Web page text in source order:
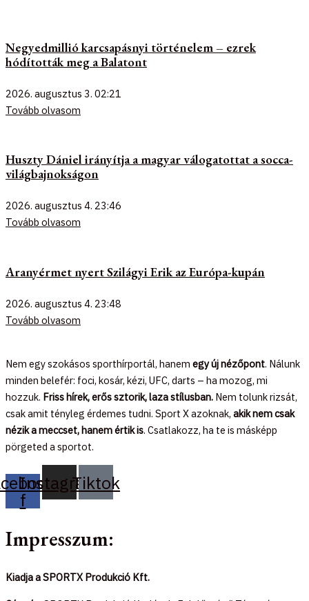
Negyedmillió karcsapásnyi történelem – ezrek
hódították meg a Balatont
2026. augusztus 3. 02:21
Tovább olvasom
Huszty Dániel irányítja a magyar válogatottat a socca-
világbajnokságon
2026. augusztus 4. 23:46
Tovább olvasom
Aranyérmet nyert Szilágyi Erik az Európa-kupán
2026. augusztus 4. 23:48
Tovább olvasom
Nem egy szokásos sporthírportál, hanem egy új nézőpont. Nálunk
minden belefér: foci, kosár, kézi, UFC, darts – ha mozog, mi
hozzuk. Friss hírek, erős sztorik, laza stílusban. Nem tolunk rizsát,
csak amit tényleg érdemes tudni. Sport X azoknak, akik nem csak
nézik a meccset, hanem értik is. Csatlakozz, ha te is másképp
pörgeted a sportot.
f
Instagram
Tiktok
Impresszum:
Kiadja a SPORTX Produkció Kft.